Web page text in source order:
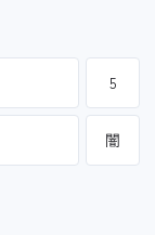
5
闇